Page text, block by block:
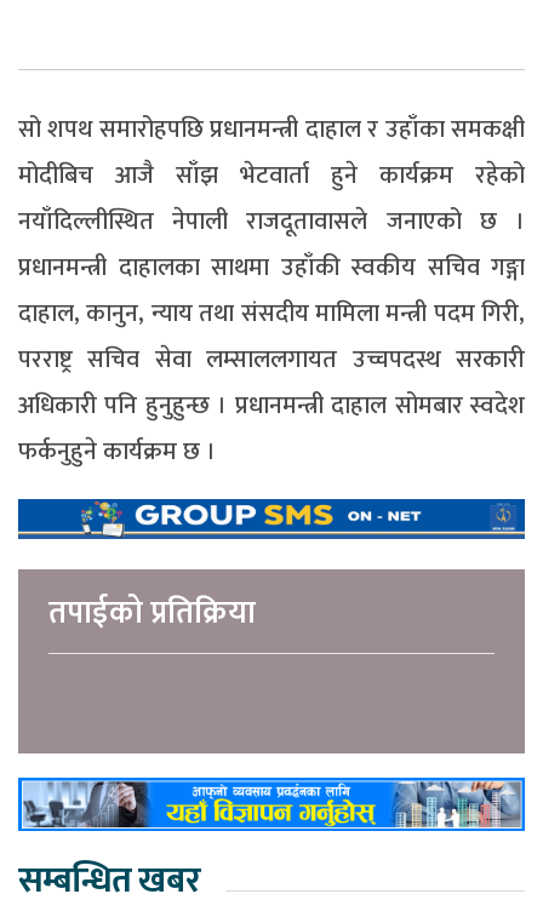
सो शपथ समारोहपछि प्रधानमन्त्री दाहाल र उहाँका समकक्षी
मोदीबिच आजै साँझ भेटवार्ता हुने कार्यक्रम रहेको
नयाँदिल्लीस्थित नेपाली राजदूतावासले जनाएको छ ।
प्रधानमन्त्री दाहालका साथमा उहाँकी स्वकीय सचिव गङ्गा
दाहाल, कानुन, न्याय तथा संसदीय मामिला मन्त्री पदम गिरी,
परराष्ट्र सचिव सेवा लम्साललगायत उच्चपदस्थ सरकारी
अधिकारी पनि हुनुहुन्छ । प्रधानमन्त्री दाहाल सोमबार स्वदेश
फर्कनुहुने कार्यक्रम छ ।
तपाईको प्रतिक्रिया
सम्बन्धित खबर